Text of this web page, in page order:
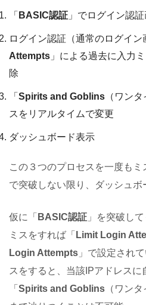
「 BASIC認証 」でログイン認
ログイン認証（通常のログイン
Attempts 」による過去に入力
除
「 Spirits and Goblins （ワン
スをリアルタイムで変更
ダッシュボード表示
この３つのプロセスを一度も
で突破しない限り、ダッシュボ
仮に「 BASIC認証 」を突破し
ミスをすれば「 Limit Login
Login Attempts 」で設定され
スをすると、当該IPアドレスに
「 Spirits and Goblins （ワン